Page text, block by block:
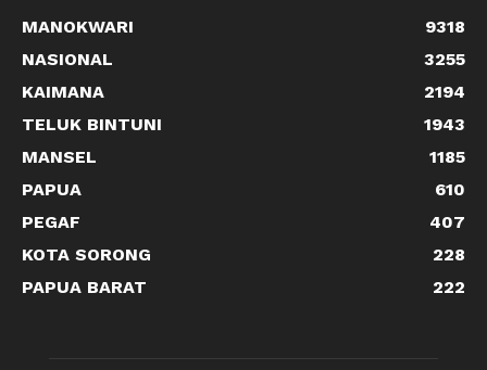
MANOKWARI
9318
NASIONAL
3255
KAIMANA
2194
TELUK BINTUNI
1943
MANSEL
1185
PAPUA
610
PEGAF
407
KOTA SORONG
228
PAPUA BARAT
222